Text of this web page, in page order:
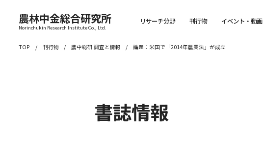
農林中金総合研究所
Norinchukin Research Institute Co., Ltd.
リサーチ分野 刊行物 イベント・動画
TOP 刊行物 農中総研 調査と情報 論題：米国で「2014年農業法」が成立
書誌情報